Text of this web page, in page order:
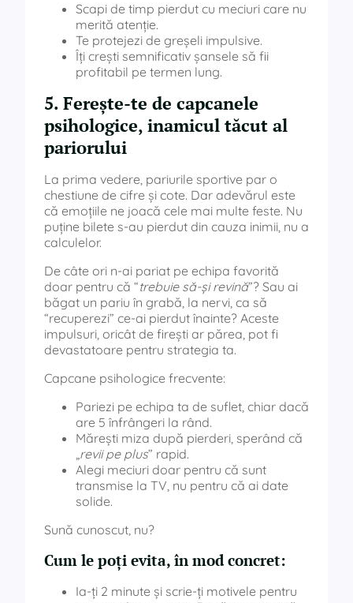
Scapi de timp pierdut cu meciuri care nu
merită atenție.
Te protejezi de greșeli impulsive.
Îți crești semnificativ șansele să fii
profitabil pe termen lung.
5. Ferește-te de capcanele
psihologice, inamicul tăcut al
pariorului
La prima vedere, pariurile sportive par o
chestiune de cifre și cote. Dar adevărul este
că emoțiile ne joacă cele mai multe feste. Nu
puține bilete s-au pierdut din cauza inimii, nu a
calculelor.
De câte ori n-ai pariat pe echipa favorită
doar pentru că “trebuie să-și revină”? Sau ai
băgat un pariu în grabă, la nervi, ca să
“recuperezi” ce-ai pierdut înainte? Aceste
impulsuri, oricât de firești ar părea, pot fi
devastatoare pentru strategia ta.
Capcane psihologice frecvente:
Pariezi pe echipa ta de suflet, chiar dacă
are 5 înfrângeri la rând.
Mărești miza după pierderi, sperând că
„revii pe plus” rapid.
Alegi meciuri doar pentru că sunt
transmise la TV, nu pentru că ai date
solide.
Sună cunoscut, nu?
Cum le poți evita, în mod concret:
Ia-ți 2 minute și scrie-ți motivele pentru